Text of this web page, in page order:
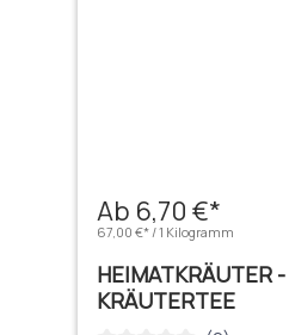
Ab 6,70 €*
67,00 €* / 1 Kilogramm
HEIMATKRÄUTER
KRÄUTERTEE